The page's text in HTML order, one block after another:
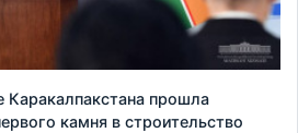
Каракалпакстана прошла
камня в строительство